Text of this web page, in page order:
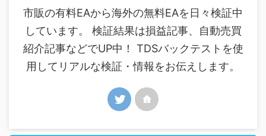
市販の有料EAから海外の無料EAを日々検証中
しています。 検証結果は損益記事、自動売買
紹介記事などでUP中！ TDSバックテストを使
用してリアルな検証・情報をお伝えします。